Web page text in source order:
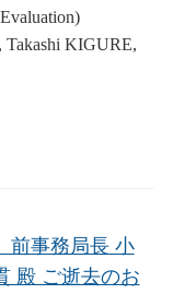
KIGURE,
事務局長 小
殿 ご逝去のお